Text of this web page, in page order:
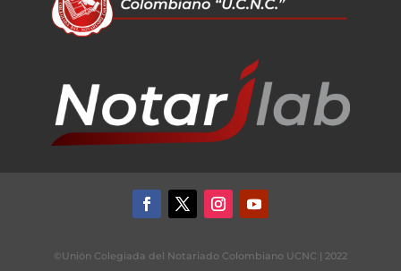
©Unión Colegiada del Notariado Colombiano UCNC | 2022